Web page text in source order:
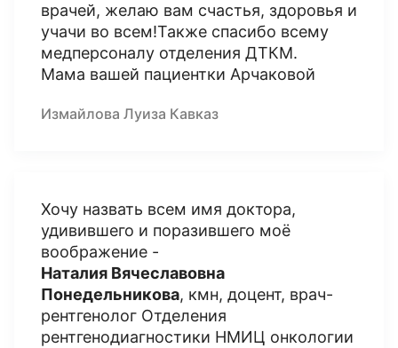
врачей, желаю вам счастья, здоровья и
учачи во всем!Также спасибо всему
медперсоналу отделения ДТКМ.
Мама вашей пациентки Арчаковой
Измайлова Луиза Кавказ
Хочу назвать всем имя доктора,
удивившего и поразившего моё
воображение -
Наталия Вячеславовна
Понедельникова, кмн, доцент, врач-
рентгенолог Отделения
рентгенодиагностики НМИЦ онкологии